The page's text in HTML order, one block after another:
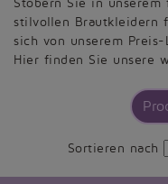
Stöbern Sie in
stilvollen Brautkleidern
sich von unserem
Hier finden Sie unsere
Sortieren nach